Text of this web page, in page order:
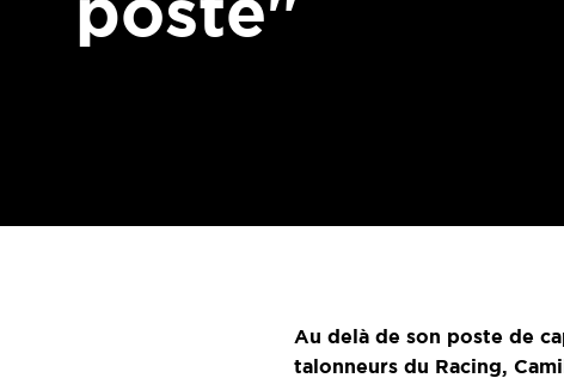
Au delà de son poste de
talonneurs du Racing,